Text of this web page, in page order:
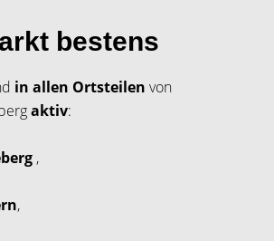
bestens
in allen Ortsteilen von
aktiv:
,
,